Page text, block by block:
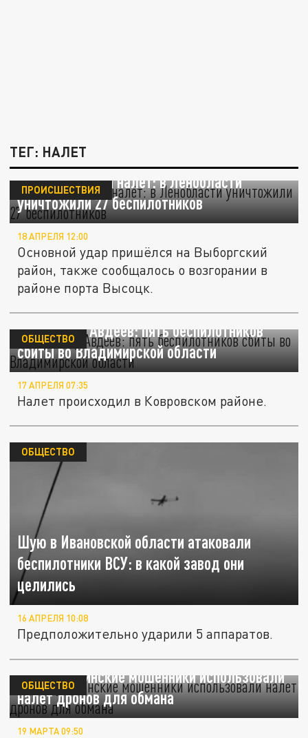
ТЕГ: НАЛЕТ
Массированный налёт: в Ленобласти
уничтожили 27 беспилотников
ПРОИСШЕСТВИЯ
18 АПРЕЛЯ 12:00
Основной удар пришёлся на Выборгский
район, также сообщалось о возгорании в
районе порта Высоцк.
Губернатор Авдеев: пять беспилотников
сбиты во Владимирской области
ОБЩЕСТВО
17 АПРЕЛЯ 07:35
Налет происходил в Ковровском районе.
Шую в Ивановской области атаковали
беспилотники ВСУ: в какой завод они
целились
ОБЩЕСТВО
16 АПРЕЛЯ 10:08
Предположительно ударили 5 аппаратов.
Mash: украинские мошенники использовали
налет дронов для обмана
ОБЩЕСТВО
19 МАРТА 09:50